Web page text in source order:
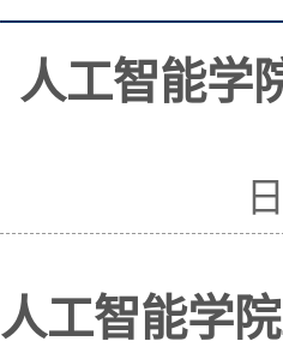
人工智能学
人工智能学院